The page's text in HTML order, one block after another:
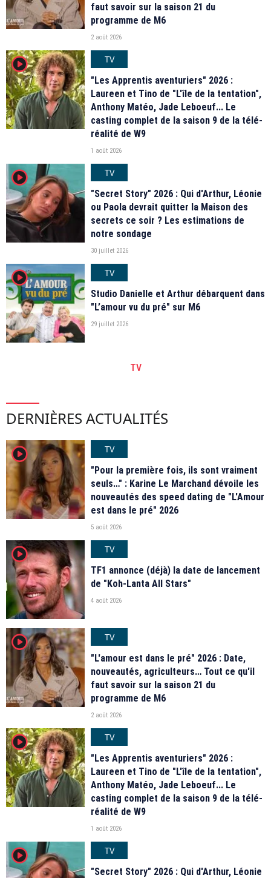
faut savoir sur la saison 21 du
programme de M6
2 août 2026
player2
TV
"Les Apprentis aventuriers" 2026 :
Laureen et Tino de "L'île de la tentation",
Anthony Matéo, Jade Leboeuf... Le
casting complet de la saison 9 de la télé-
réalité de W9
1 août 2026
player2
TV
"Secret Story" 2026 : Qui d'Arthur, Léonie
ou Paola devrait quitter la Maison des
secrets ce soir ? Les estimations de
notre sondage
30 juillet 2026
player2
TV
Studio Danielle et Arthur débarquent dans
"L’amour vu du pré" sur M6
29 juillet 2026
TV
DERNIÈRES ACTUALITÉS
player2
TV
"Pour la première fois, ils sont vraiment
seuls…" : Karine Le Marchand dévoile les
nouveautés des speed dating de "L'Amour
est dans le pré" 2026
5 août 2026
player2
TV
TF1 annonce (déjà) la date de lancement
de "Koh-Lanta All Stars"
4 août 2026
player2
TV
"L'amour est dans le pré" 2026 : Date,
nouveautés, agriculteurs… Tout ce qu'il
faut savoir sur la saison 21 du
programme de M6
2 août 2026
player2
TV
"Les Apprentis aventuriers" 2026 :
Laureen et Tino de "L'île de la tentation",
Anthony Matéo, Jade Leboeuf... Le
casting complet de la saison 9 de la télé-
réalité de W9
1 août 2026
player2
TV
"Secret Story" 2026 : Qui d'Arthur, Léonie